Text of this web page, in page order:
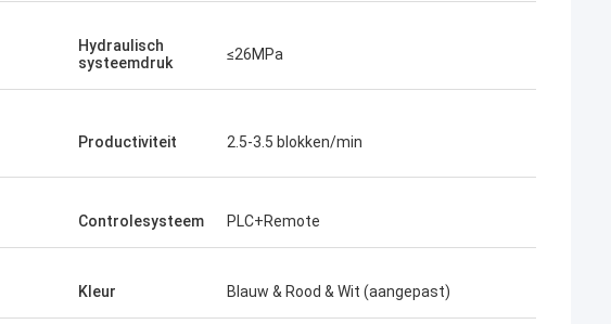
Hydraulisch
systeemdruk
≤26MPa
Productiviteit 2.5-3.5 blokken/min
Controlesysteem PLC+Remote
Kleur Blauw & Rood & Wit (aangepast)